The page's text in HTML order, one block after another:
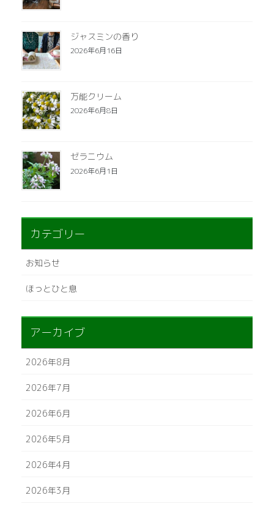
ジャスミンの香り
2026年6月16日
万能クリーム
2026年6月8日
ゼラニウム
2026年6月1日
カテゴリー
お知らせ
ほっとひと息
アーカイブ
2026年8月
2026年7月
2026年6月
2026年5月
2026年4月
2026年3月